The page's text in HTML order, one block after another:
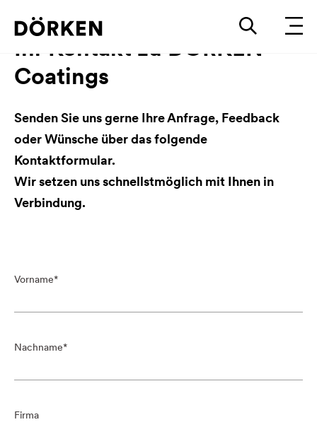
Ihr Kontakt zu DÖRKEN
Coatings
Senden Sie uns gerne Ihre Anfrage, Feedback
oder Wünsche über das folgende
Kontaktformular.
Wir setzen uns schnellstmöglich mit Ihnen in
Verbindung.
Vorname
Nachname
Firma